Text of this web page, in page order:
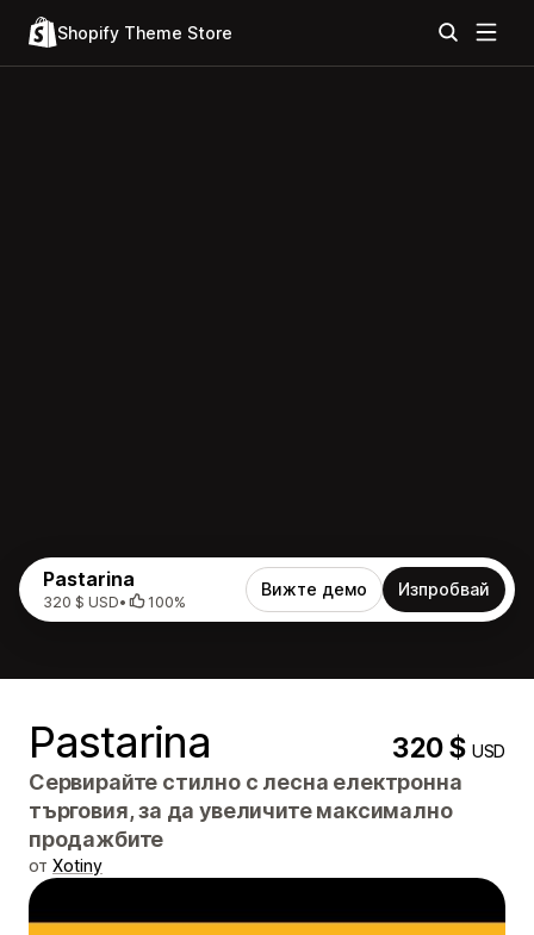
Shopify Theme Store
Pastarina
320 $ USD• 100%
Вижте демо Изпробвай
Pastarina 320 $USD
Сервирайте стилно с лесна електронна
търговия, за да увеличите максимално
продажбите
от Xotiny